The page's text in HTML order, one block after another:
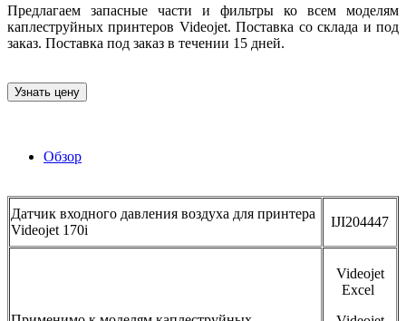
Предлагаем запасные части и фильтры ко всем моделям
каплеструйных принтеров Videojet. Поставка со склада и под
заказ. Поставка под заказ в течении 15 дней.
Узнать цену
Обзор
Датчик входного давления воздуха для принтера
Videojet 170i
IJI204447
Videojet
Excel